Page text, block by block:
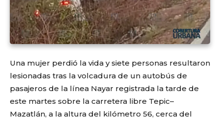
Una mujer perdió la vida y siete personas resultaron
lesionadas tras la volcadura de un autobús de
pasajeros de la línea Nayar registrada la tarde de
este martes sobre la carretera libre Tepic–
Mazatlán, a la altura del kilómetro 56, cerca del